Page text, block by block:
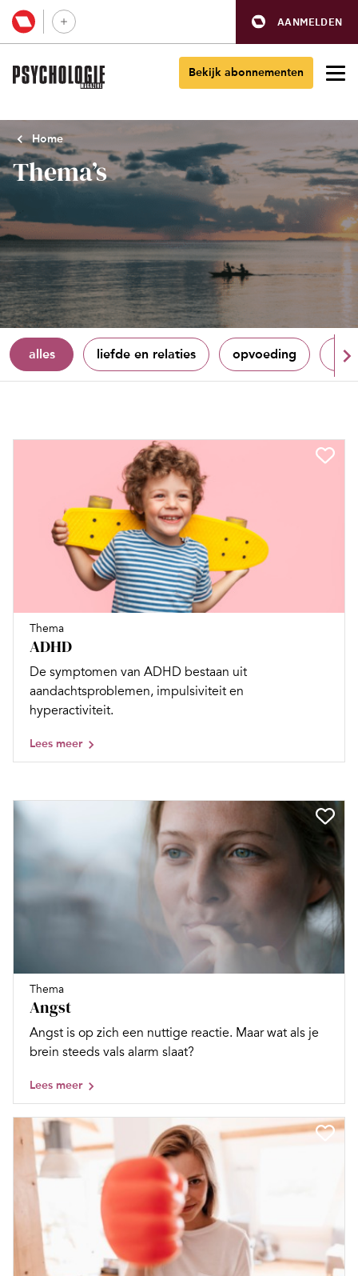
AANMELDEN
Bekijk abonnementen
Home
Thema’s
alles liefde en relaties opvoeding
Thema
ADHD
De symptomen van ADHD bestaan uit
aandachtsproblemen, impulsiviteit en
hyperactiviteit.
Lees meer
Thema
Angst
Angst is op zich een nuttige reactie. Maar wat als je
brein steeds vals alarm slaat?
Lees meer